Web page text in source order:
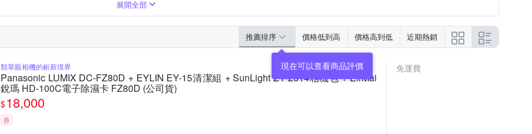
展開全部
推薦排序 價格低到高 價格高到低 近期熱銷
現在可以查看商品評價
類單眼相機的嶄新境界
Panasonic LUMIX DC-FZ80D + EYLIN EY-15清潔組 + SunLight ZY-2614相機包 + EirMai
銳瑪 HD-100C電子除濕卡 FZ80D (公司貨)
$18,000
券
免運費